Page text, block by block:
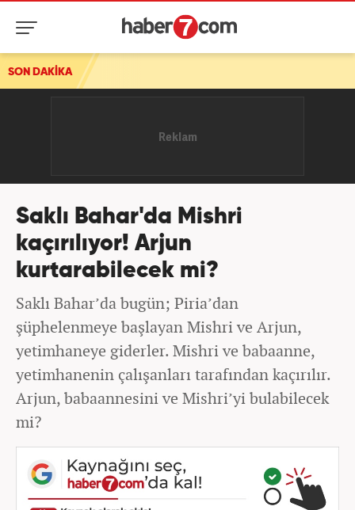
SON DAKİKA
Saklı Bahar'da Mishri
kaçırılıyor! Arjun
kurtarabilecek mi?
Saklı Bahar’da bugün; Piria’dan
şüphelenmeye başlayan Mishri ve Arjun,
yetimhaneye giderler. Mishri ve babaanne,
yetimhanenin çalışanları tarafından kaçırılır.
Arjun, babaannesini ve Mishri’yi bulabilecek
mi?